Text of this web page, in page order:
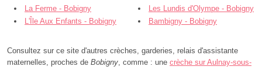
La Ferme - Bobigny
Les Lundis d'Olympe - Bobigny
L'Île Aux Enfants - Bobigny
Bambigny - Bobigny
Consultez sur ce site d'autres crèches, garderies, relais d'assistante
maternelles, proches de Bobigny , comme : une crèche sur Aulnay-sous-